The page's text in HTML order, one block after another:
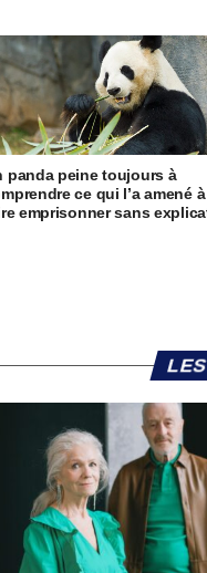
panda peine toujours à
ce qui l’a amené
emprisonner sans